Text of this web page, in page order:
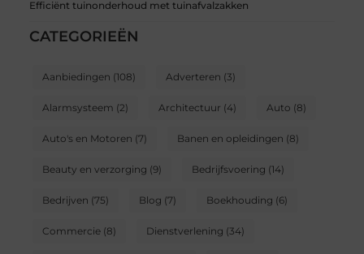
Efficiënt tuinonderhoud met tuinafvalzakken
CATEGORIEËN
Aanbiedingen (108) Adverteren (3)
Alarmsysteem (2) Architectuur (4) Auto (8)
Auto's en Motoren (7) Banen en opleidingen (8)
Beauty en verzorging (9) Bedrijfsvoering (14)
Bedrijven (75) Blog (7) Boekhouding (6)
Commercie(8) Dienstverlening (34)